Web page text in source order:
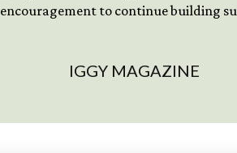
encouragement to continue building
IGGY MAGAZINE